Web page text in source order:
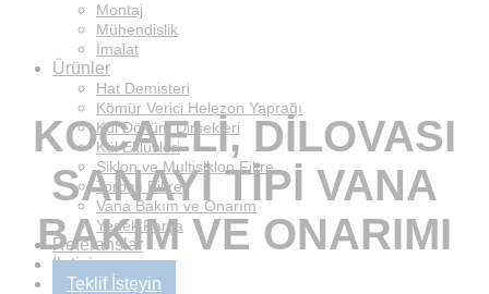
Montaj
Mühendislik
İmalat
Ürünler
Hat Demisteri
Kömür Verici Helezon Yaprağı
Kül Döküm Dirsekleri
Kül Eklüsleri
Siklon ve Multisiklon Filtre
Torbalı Filtre
Vana Bakım ve Onarım
Yedek Parça
Referanslar
İletişim
Teklif İsteyin
KOCAELI, DILOVASI
SANAYI TIPI VANA
BAKIM VE ONARIMI